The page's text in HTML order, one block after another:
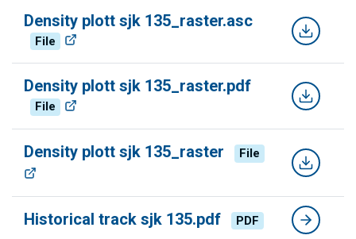
Density plott sjk 135_raster.asc
File
Density plott sjk 135_raster.pdf
File
Density plott sjk 135_raster File
Historical track sjk 135.pdf PDF